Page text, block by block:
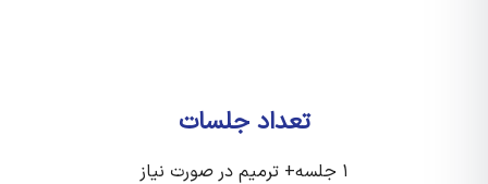
تعداد جلسات